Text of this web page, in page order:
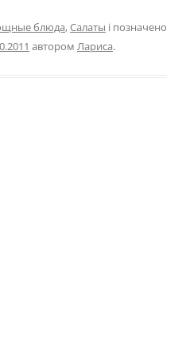
блюда,Салаты і позначено
автором Лариса.